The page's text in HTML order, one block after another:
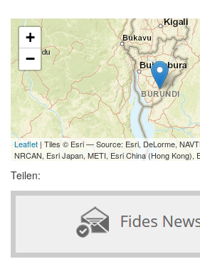
+
−
Leaflet| Tiles © Esri — Source: Esri, DeLorme,
NRCAN, Esri Japan, METI, Esri China (Hong Kong),
Teilen: